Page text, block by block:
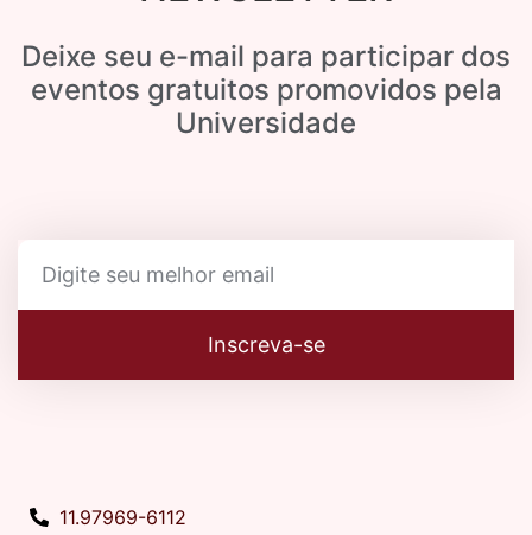
Deixe seu e-mail para participar dos
eventos gratuitos promovidos pela
Universidade
Inscreva-se
11.97969-6112